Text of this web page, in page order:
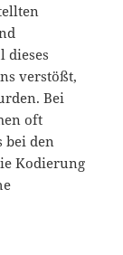
dieses
verstößt,
Bei
oft
bei den
Kodierung